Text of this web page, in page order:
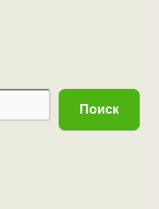
Поиск